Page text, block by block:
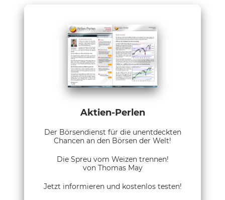
Aktien-Perlen
Der Börsendienst für die unentdeckten
Chancen an den Börsen der Welt!
Die Spreu vom Weizen trennen!
von Thomas May
Jetzt informieren und kostenlos testen!